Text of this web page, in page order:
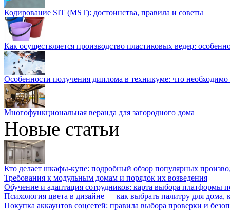
Кодирование SIT (MST): достоинства, правила и советы
Как осуществляется производство пластиковых ведер:
Особенности получения диплома в техникуме: что необходимо
Многофункциональная веранда для загородного дома
Новые статьи
Кто делает шкафы-купе: подробный обзор популярных
Требования к модульным домам и порядок их возведения
Обучение и адаптация сотрудников: карта выбора платформы
Психология цвета в дизайне — как выбрать палитру для дома,
Покупка аккаунтов соцсетей: правила выбора проверки и